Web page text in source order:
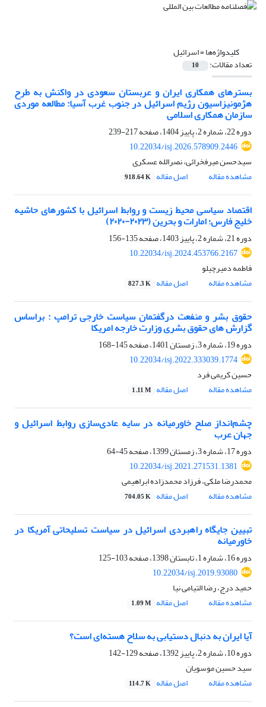
کلیدواژه‌ها =اسرائیل
تعداد مقالات: 10
بسترهای همکاری ایران و عربستان سعودی در واکنش به طرح
هژمونیزاسیون رژیم اسرائیل در جنوب غرب آسیا: مطالعه موردی
سازمان همکاری اسلامی
دوره 22، شماره 2، پاییز 1404، صفحه
217-239
10.22034/isj.2026.578909.2446
سیدحسن میرفخرائی، نصرالله عسکری
مشاهده مقاله
اصل مقاله 918.64 K
اقتصاد سیاسی محیط زیست و روابط اسرائیل با کشورهای حاشیه
خلیج فارس؛ امارات و بحرین (۲۰۲۳-۲۰۲۰)
دوره 21، شماره 2، پاییز 1403، صفحه
135-156
10.22034/isj.2024.453766.2167
فاطمه دمیرچیلو
مشاهده مقاله
اصل مقاله 827.3 K
حقوق بشر و منفعت درگفتمان سیاست خارجی ترامپ : براساس
گزارش های حقوق بشری وزارت خارجه امریکا
دوره 19، شماره 3، زمستان 1401، صفحه
145-168
10.22034/isj.2022.333039.1774
حسین کریمی فرد
مشاهده مقاله
اصل مقاله 1.11 M
چشم‌انداز صلح خاورمیانه در سایه عادی‌سازی روابط اسرائیل و
جهان عرب
دوره 17، شماره 3، زمستان 1399، صفحه
45-64
10.22034/isj.2021.271531.1381
محمدرضا ملکی، فرزاد محمدزاده ابراهیمی
مشاهده مقاله
اصل مقاله 704.05 K
تبیین جایگاه راهبردی اسرائیل در سیاست تسلیحاتی آمریکا در
خاورمیانه
دوره 16، شماره 1، تابستان 1398، صفحه
103-125
10.22034/isj.2019.93080
حمید درج، رضا التیامی نیا
مشاهده مقاله
اصل مقاله 1.09 M
آیا ایران به دنبال دستیابی به سلاح هسته‌ای است؟
دوره 10، شماره 2، پاییز 1392، صفحه
129-142
سید حسین موسویان
مشاهده مقاله
اصل مقاله 114.7 K